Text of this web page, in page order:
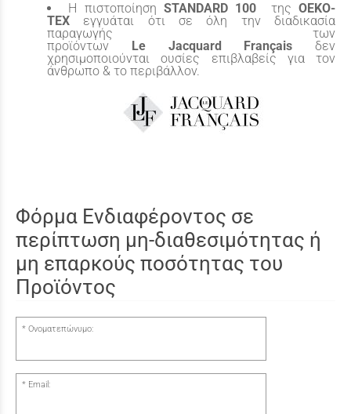
Η πιστοποίηση STANDARD 100 τηςOEKO-
TEX εγγυάται ότι σε όλη την διαδικασία
παραγωγής των
προϊόντων Le Jacquard Français δεν
χρησιμοποιούνται ουσίες επιβλαβείς για τον
άνθρωπο & το περιβάλλον.
Φόρμα Ενδιαφέροντος σε
περίπτωση μη-διαθεσιμότητας ή
μη επαρκούς ποσότητας του
Προϊόντος
Ονοματεπώνυμο:
Email: